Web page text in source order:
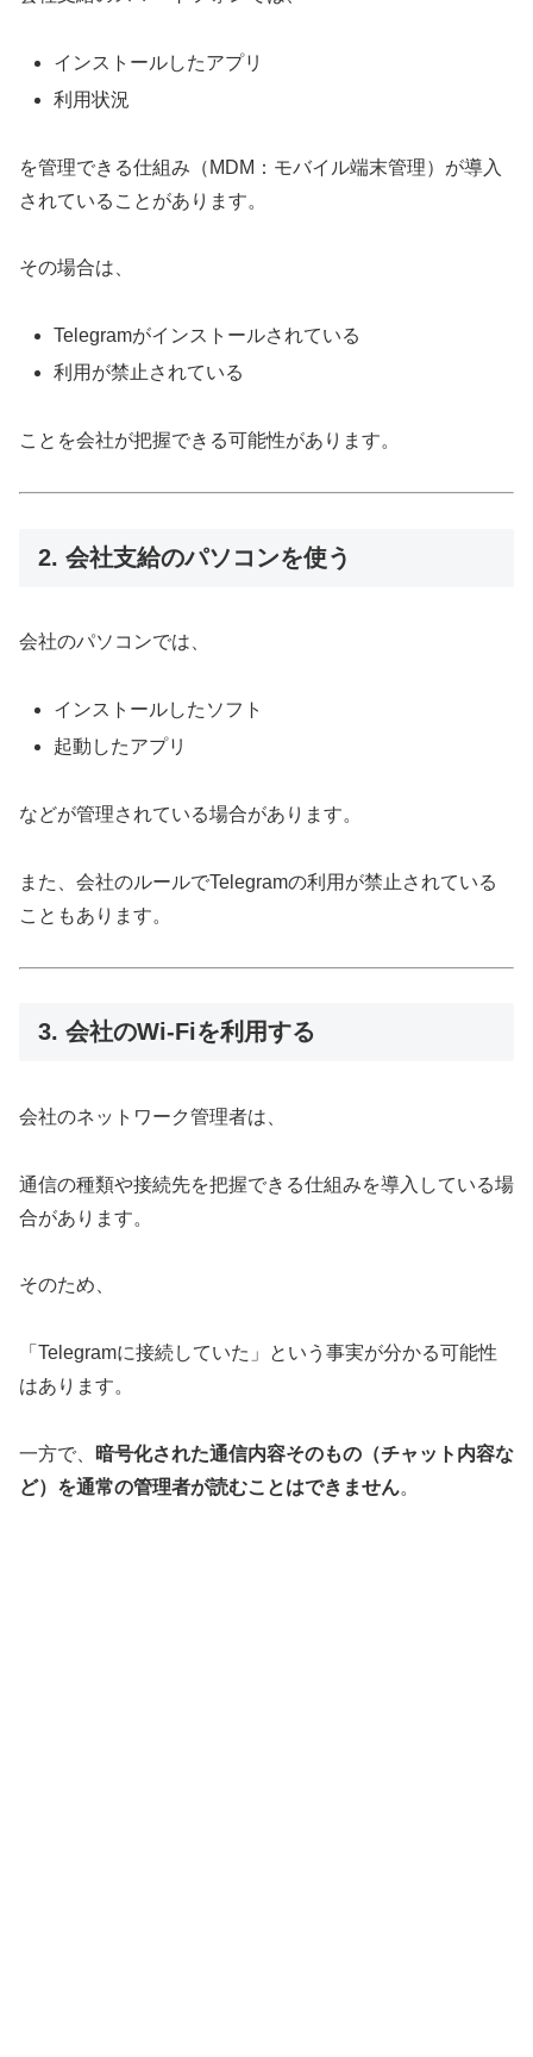
インストールしたアプリ
利用状況
を管理できる仕組み（MDM：モバイル端末管理）が導入
されていることがあります。
その場合は、
Telegramがインストールされている
利用が禁止されている
ことを会社が把握できる可能性があります。
2. 会社支給のパソコンを使う
会社のパソコンでは、
インストールしたソフト
起動したアプリ
などが管理されている場合があります。
また、会社のルールでTelegramの利用が禁止されている
こともあります。
3. 会社のWi-Fiを利用する
会社のネットワーク管理者は、
通信の種類や接続先を把握できる仕組みを導入している場
合があります。
そのため、
「Telegramに接続していた」という事実が分かる可能性
はあります。
一方で、
暗号化された通信内容そのもの（チャット内容な
ど）を通常の管理者が読むことはできません。